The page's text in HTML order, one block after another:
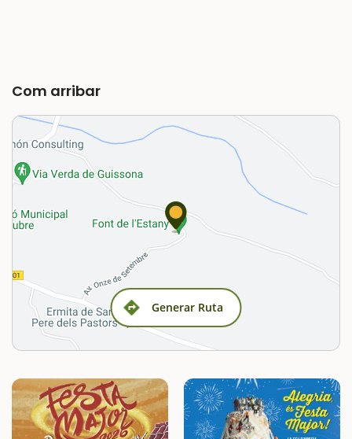
Com arribar
Generar Ruta